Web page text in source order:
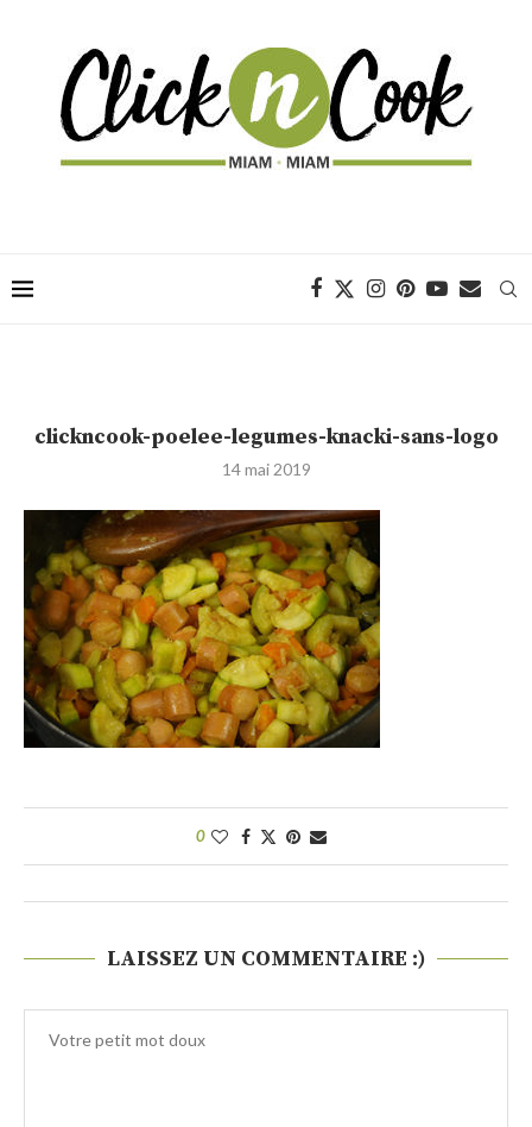
clickncook-poelee-legumes-knacki-sans-logo
14 mai 2019
0
LAISSEZ UN COMMENTAIRE :)